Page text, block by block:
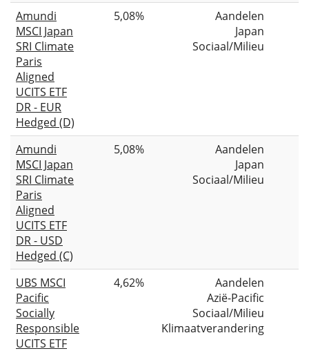
Amundi
MSCI Japan
SRI Climate
Paris
Aligned
UCITS ETF
DR - EUR
Hedged (D)
5,08%
Aandelen
Japan
Sociaal/Milieu
Amundi
MSCI Japan
SRI Climate
Paris
Aligned
UCITS ETF
DR - USD
Hedged (C)
5,08%
Aandelen
Japan
Sociaal/Milieu
UBS MSCI
Pacific
Socially
Responsible
UCITS ETF
4,62%
Aandelen
Azië-Pacific
Sociaal/Milieu
Klimaatverandering